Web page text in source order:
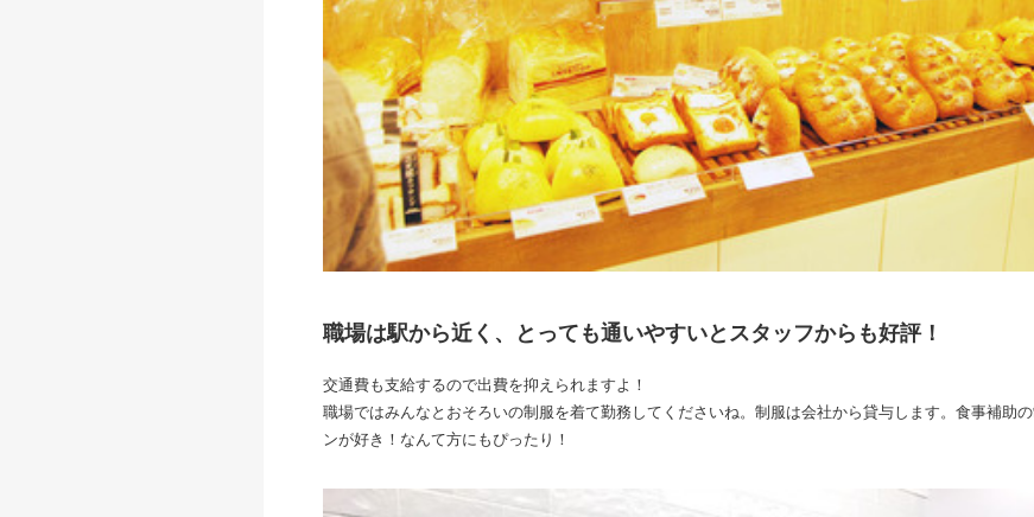
職場は駅から近く、とっても通いやすいとスタッフからも好評！
交通費も支給するので出費を抑えられますよ！
職場ではみんなとおそろいの制服を着て勤務してくださいね。制服は会社から貸与します。食事補助
ンが好き！なんて方にもぴったり！